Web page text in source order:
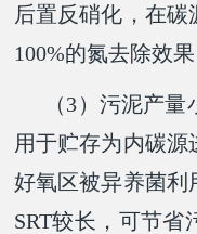
后置反硝化，在
100%的氮去除效果
（3）污泥产
用于贮存为内碳
好氧区被异养菌利
SRT较长，可节省